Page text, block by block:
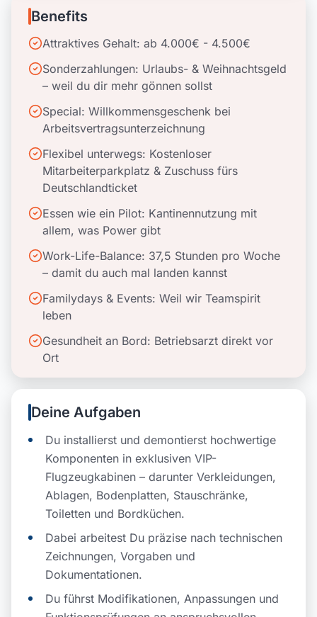
Benefits
Attraktives Gehalt: ab 4.000€ - 4.500€
Sonderzahlungen: Urlaubs- & Weihnachtsgeld
– weil du dir mehr gönnen sollst
Special: Willkommensgeschenk bei
Arbeitsvertragsunterzeichnung
Flexibel unterwegs: Kostenloser
Mitarbeiterparkplatz & Zuschuss fürs
Deutschlandticket
Essen wie ein Pilot: Kantinennutzung mit
allem, was Power gibt
Work-Life-Balance: 37,5 Stunden pro Woche
– damit du auch mal landen kannst
Familydays & Events: Weil wir Teamspirit
leben
Gesundheit an Bord: Betriebsarzt direkt vor
Ort
Deine Aufgaben
Du installierst und demontierst hochwertige
Komponenten in exklusiven VIP-
Flugzeugkabinen – darunter Verkleidungen,
Ablagen, Bodenplatten, Stauschränke,
Toiletten und Bordküchen.
Dabei arbeitest Du präzise nach technischen
Zeichnungen, Vorgaben und
Dokumentationen.
Du führst Modifikationen, Anpassungen und